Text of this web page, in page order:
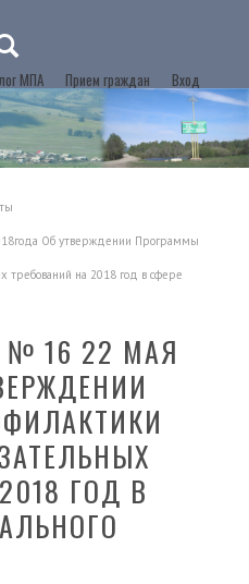
МПА Прием граждан Вход
Об утверждении Программы
требований на 2018 год в сфере
№ 16 22 МАЯ
ГОД В